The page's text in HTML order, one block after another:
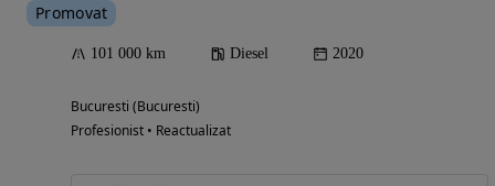
Promovat
101 000 km Diesel 2020
Bucuresti (Bucuresti)
Profesionist • Reactualizat